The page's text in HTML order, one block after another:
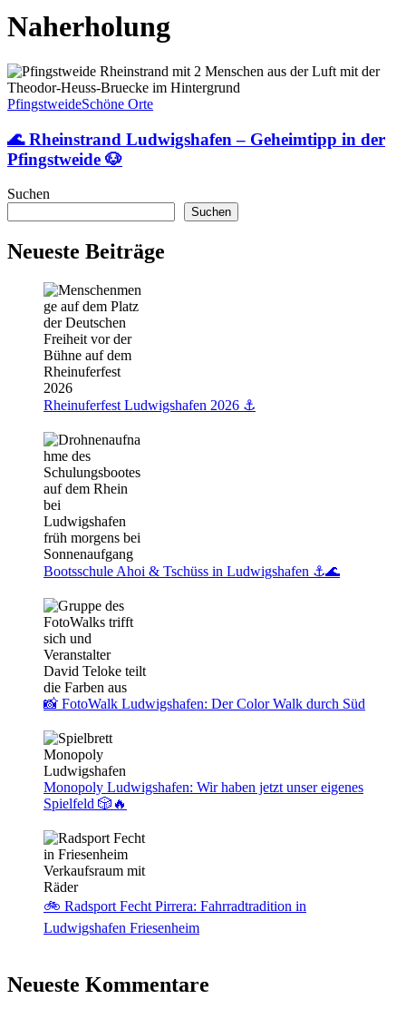
Naherholung
🌊
Rheinstrand
Ludwigshafen
Geheimtipp
in
der
🐶
PfingstweideSchöne Orte
🌊 Rheinstrand Ludwigshafen – Geheimtipp in der
Pfingstweide 🐶
Suchen
Suchen
Neueste Beiträge
Rheinuferfest Ludwigshafen 2026 ⚓️
Bootsschule Ahoi & Tschüss in Ludwigshafen ⚓🌊
📸 FotoWalk Ludwigshafen: Der Color Walk durch Süd
Monopoly Ludwigshafen: Wir haben jetzt unser eigenes
Spielfeld 🎲🔥
🚲 Radsport Fecht Pirrera: Fahrradtradition in
Ludwigshafen Friesenheim
Neueste Kommentare